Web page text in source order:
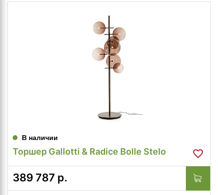
В наличии
Торшер Gallotti & Radice Bolle Stelo
389 787 р.